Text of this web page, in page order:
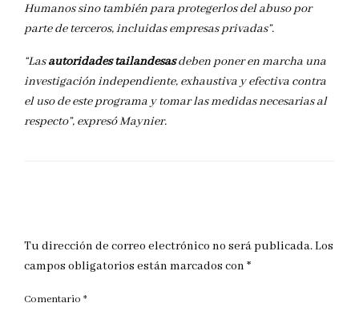
Humanos sino también para protegerlos del abuso por
parte de terceros, incluidas empresas privadas”.
“Lasautoridades tailandesasdeben poner en marcha una
investigación independiente, exhaustiva y efectiva contra
el uso de este programa y tomar las medidas necesarias al
respecto”, expresó Maynier.
Tu dirección de correo electrónico no será publicada.Los
campos obligatorios están marcados con *
Comentario *